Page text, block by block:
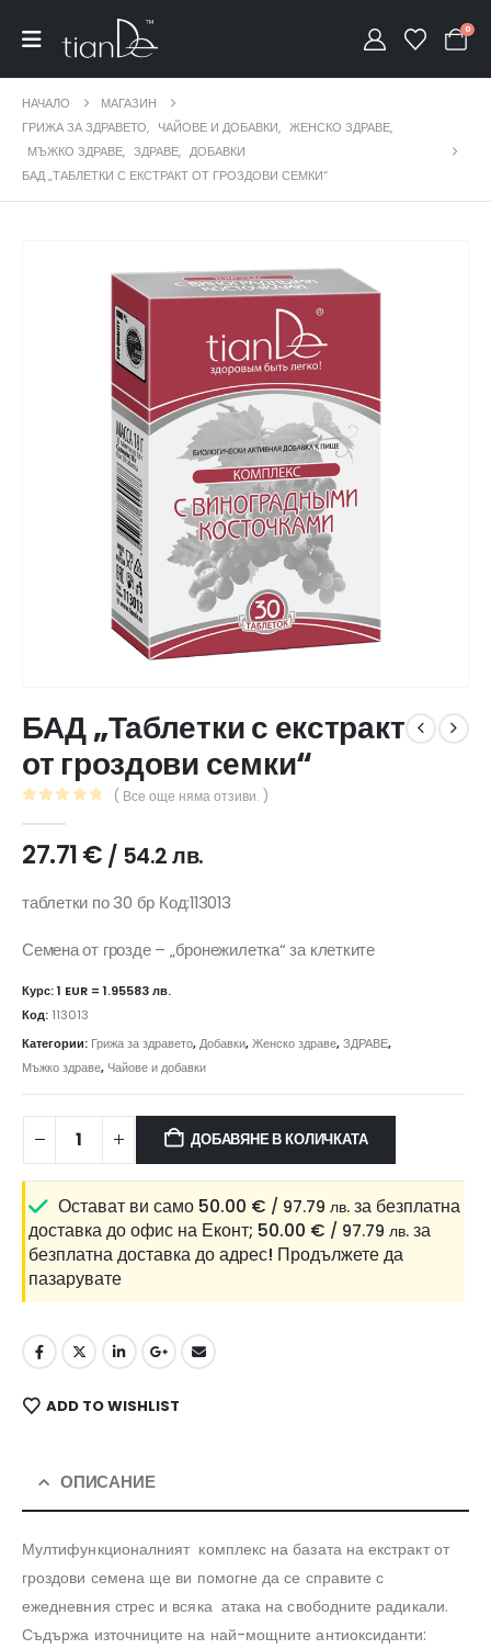
0
НАЧАЛО
МАГАЗИН
ГРИЖА ЗА ЗДРАВЕТО, ЧАЙОВЕ И ДОБАВКИ, ЖЕНСКО ЗДРАВЕ,
МЪЖКО ЗДРАВЕ, ЗДРАВЕ, ДОБАВКИ
БАД „ТАБЛЕТКИ С ЕКСТРАКТ ОТ ГРОЗДОВИ СЕМКИ“
БАД „Таблетки с екстракт
от гроздови семки“
( Все още няма отзиви. )
27.71€ / 54.2 лв.
таблетки по 30 бр Код:113013
Семена от грозде – „бронежилетка“ за клетките
Курс: 1 EUR = 1.95583 лв.
Код: 113013
Категории: Грижа за здравето,Добавки,Женско здраве,ЗДРАВЕ,
Мъжко здраве, Чайове и добавки
ДОБАВЯНЕ В КОЛИЧКАТА
Остават ви само 50.00 € / 97.79 лв. за безплатна
доставка до офис на Еконт; 50.00 € / 97.79 лв. за
безплатна доставка до адрес! Продължете да
пазарувате
ADD TO WISHLIST
ОПИСАНИЕ
Мултифункционалният комплекс на базата на екстракт от
гроздови семена ще ви помогне да се справите с
ежедневния стрес и всяка атака на свободните радикали.
Съдържа източниците на най-мощните антиоксиданти: